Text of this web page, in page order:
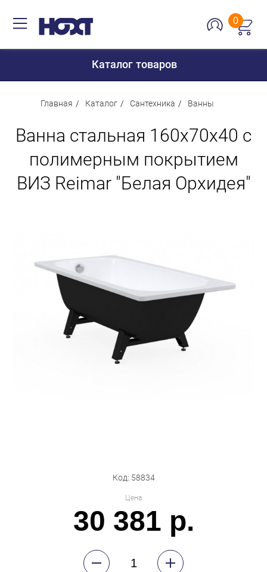
0
Каталог товаров
Для дома
Для кухни
Сантехника
Мебель
Бытовая техника
Обувь для дома и дачи
Главная Каталог Сантехника Ванны
Ванна стальная 160х70х40 с
полимерным покрытием
ВИЗ Reimar "Белая Орхидея"
Код: 58834
Цена
30 381 р.